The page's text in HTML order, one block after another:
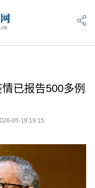
已报告500多例
05-19 19:15